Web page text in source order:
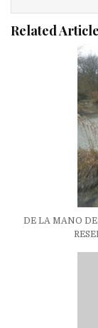
Related
DE LA MANO